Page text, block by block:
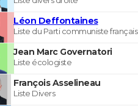
Léon Deffontaines
Liste du Parti communiste français
Jean Marc Governatori
Liste écologiste
François Asselineau
Liste Divers